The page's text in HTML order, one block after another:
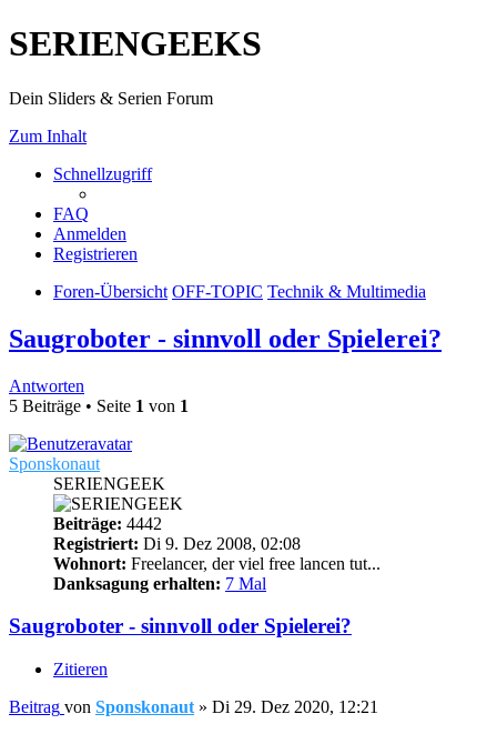
SERIENGEEKS
Dein Sliders & Serien Forum
Zum Inhalt
Schnellzugriff
FAQ
Anmelden
Registrieren
Foren-Übersicht OFF-TOPIC Technik & Multimedia
Saugroboter - sinnvoll oder Spielerei?
Antworten
5 Beiträge • Seite 1 von 1
Sponskonaut
SERIENGEEK
Beiträge: 4442
Registriert: Di 9. Dez 2008, 02:08
Wohnort: Freelancer, der viel free lancen tut...
Danksagung erhalten: 7 Mal
Saugroboter - sinnvoll oder Spielerei?
Zitieren
Beitrag von Sponskonaut » Di 29. Dez 2020, 12:21